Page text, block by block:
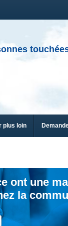
plus loin
ont une
la